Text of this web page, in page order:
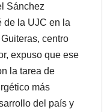
Sánchez
de la UJC en la
centro
expuso que ese
la tarea de
más
del país y